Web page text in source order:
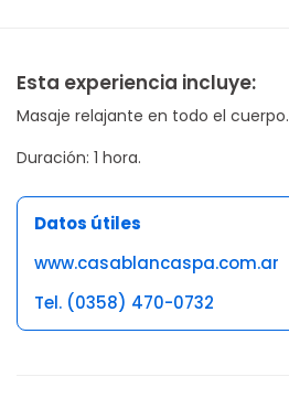
Esta experiencia incluye:
Masaje relajante en todo el cuerpo.
Duración: 1 hora.
Datos útiles
www.casablancaspa.com.ar
Tel. (0358) 470-0732